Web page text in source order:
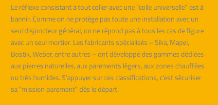
Le réflexe consistant à tout coller avec une “colle universelle” est à
bannir. Comme on ne protège pas toute une installation avec un
seul disjoncteur général, on ne répond pas à tous les cas de figure
avec un seul mortier. Les fabricants spécialisés – Sika, Mapei,
Bostik, Weber, entre autres – ont développé des gammes dédiées
aux pierres naturelles, aux parements légers, aux zones chauffées
ou très humides. S’appuyer sur ces classifications, c’est sécuriser
sa “mission parement” dès le départ.